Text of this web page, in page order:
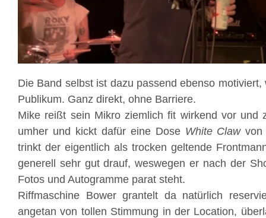
Die Band selbst ist dazu passend ebenso
Publikum. Ganz direkt, ohne Barriere.
Mike reißt sein Mikro ziemlich fit wirkend vor und
umher und kickt dafür eine Dose White Clawvon
trinkt der eigentlich als trocken geltende
generell sehr gut drauf, weswegen er nach der
Fotos und Autogramme parat steht.
Riffmaschine Bower grantelt da natürlich
angetan von tollen Stimmung in der Location,